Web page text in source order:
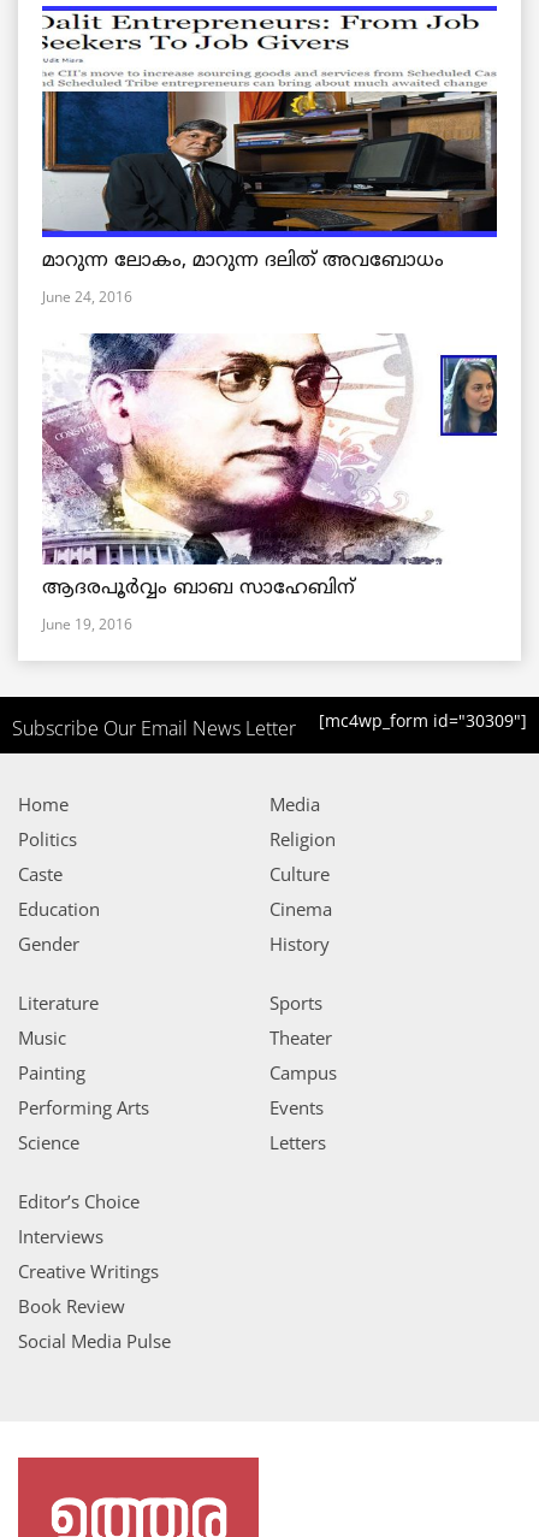
മാറുന്ന ലോകം, മാറുന്ന ദലിത് അവബോധം
June 24, 2016
ആദരപൂര്‍വ്വം ബാബ സാഹേബിന്
June 19, 2016
Subscribe Our Email News Letter [mc4wp_form id="30309"]
Home
Politics
Caste
Education
Gender
Media
Religion
Culture
Cinema
History
Literature
Music
Painting
Performing Arts
Science
Sports
Theater
Campus
Events
Letters
Editor’s Choice
Interviews
Creative Writings
Book Review
Social Media Pulse